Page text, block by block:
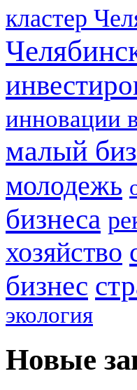
кластер
инновации
малый
молодежь
бизнеса
хозяйство
бизнес
экология
Новые